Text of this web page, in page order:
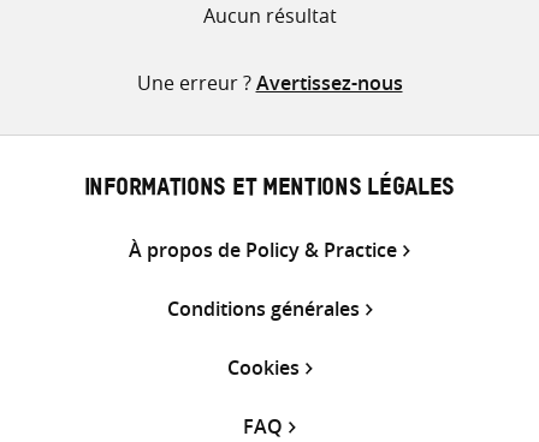
Aucun résultat
Une erreur ?Avertissez-nous
INFORMATIONS ET MENTIONS LÉGALES
À propos de Policy & Practice
Conditions générales
Cookies
FAQ